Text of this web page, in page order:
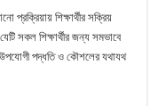
প্রক্রিয়ায় শিক্ষার্থীর সক্রিয়
সকল শিক্ষার্থীর জন্য সমভাবে
পদ্ধতি ও কৌশলের যথাযথ